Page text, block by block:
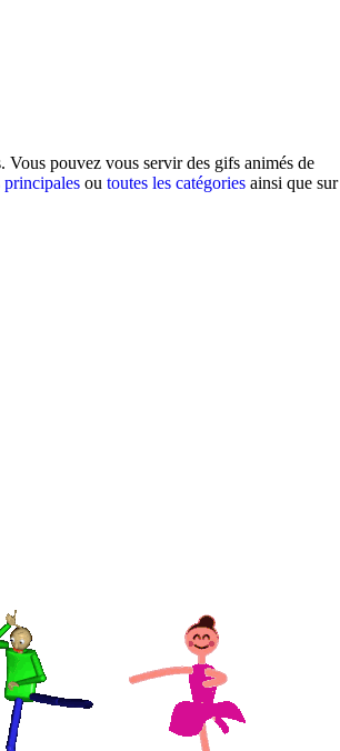
Vous pouvez vous servir des gifs animés de
principales ou toutes les catégories ainsi que sur